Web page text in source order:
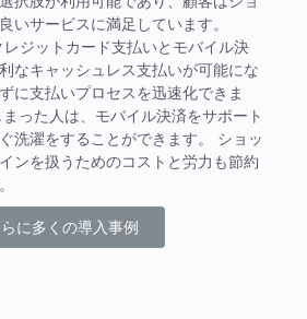
いサービスに満足しています。
ジットカード支払いとモバイル決
なキャッシュレス支払いが可能にな
に支払いプロセスを迅速化できま
った人は、モバイル決済をサポート
洗濯をすることができます。 ショッ
ンを扱うためのコストと労力も節約
に多くの導入事例